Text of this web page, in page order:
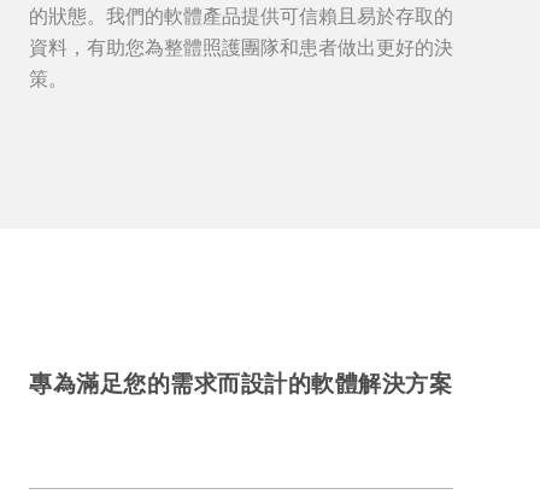
的狀態。我們的軟體產品提供可信賴且易於存取的
資料，有助您為整體照護團隊和患者做出更好的決
策。
專為滿足您的需求而設計的軟體解決方案